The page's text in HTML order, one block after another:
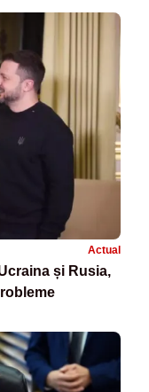
Actual
și Rusia,